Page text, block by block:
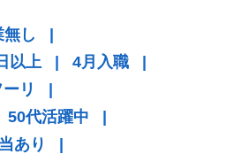
し
|
以上 | 4月入職
|
リ
|
50代活躍中
|
あり
|